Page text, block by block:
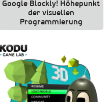
Google Blockly! Höhepunkt
der visuellen
Programmierung